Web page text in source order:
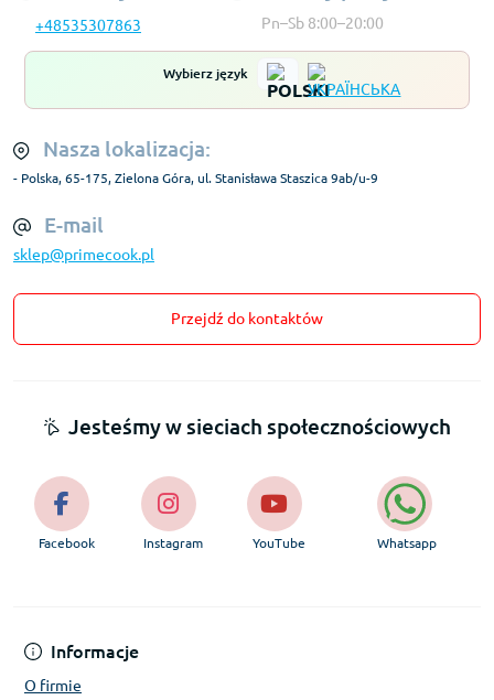
+48535307863 Pn–Sb 8:00–20:00
Wybierz język
Nasza lokalizacja:
- Polska, 65-175, Zielona Góra, ul. Stanisława Staszica 9ab/u-9
E-mail
sklep@primecook.pl
Przejdź do kontaktów
Informacje
O firmie
Jesteśmy w sieciach społecznościowych
Facebook Instagram YouTube Whatsapp